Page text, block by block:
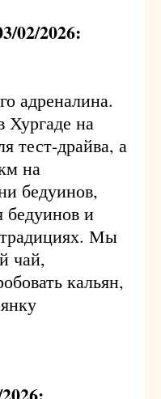
02/2026:
адреналина.
Хургаде на
тест-драйва, а
на
бедуинов,
бедуинов и
Мы
чай,
кальян,